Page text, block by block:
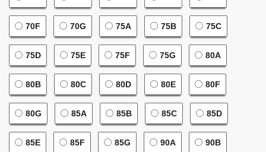
70F 70G 75A 75B 75C
75D 75E 75F 75G 80A
80B 80C 80D 80E 80F
80G 85A 85B 85C 85D
85E 85F 85G 90A 90B